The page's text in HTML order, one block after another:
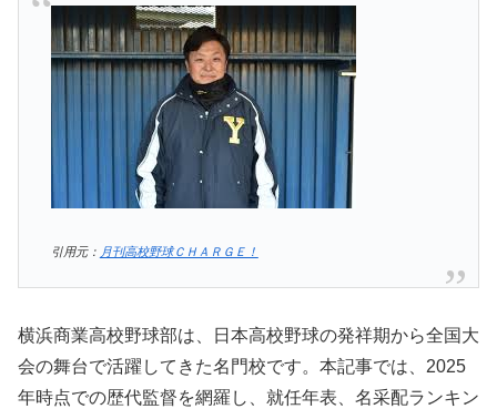
引用元： 月刊高校野球ＣＨＡＲＧＥ！
横浜商業高校野球部は、日本高校野球の発祥期から全国大
会の舞台で活躍してきた名門校です。本記事では、2025
年時点での歴代監督を網羅し、就任年表、名采配ランキン